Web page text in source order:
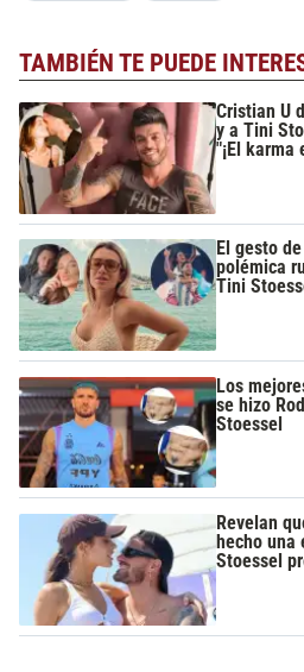
TAMBIÉN TE PUEDE
Cristian U
y a Tini
"¡El karma
El gesto
polémica
Tini
Los
se hizo
Stoessel
Revelan
hecho
Stoessel